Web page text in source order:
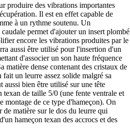
produire des vibrations importantes
Il est en effet capable de
à un rythme soutenu. Un
permet d'ajouter un insert plombé
encore les vibrations produites par le
aussi être utilisé pour l'insertion d'un
d'associer un son haute fréquence
matière dense contenant des cristaux de
fait un leurre assez solide malgré sa
aussi bien être utilisé sur une tête
texan de taille 5/0 (une fente ventrale et
montage de ce type d'hameçon). On
de matière sur le dos du leurre qui
hameçon texan des accrocs et des